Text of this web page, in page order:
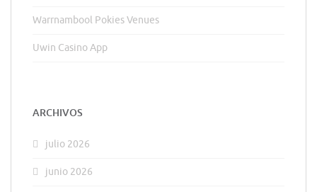
Warrnambool Pokies Venues
Uwin Casino App
ARCHIVOS
julio 2026
junio 2026